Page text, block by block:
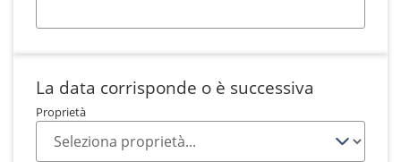
La data corrisponde o è successiva
Proprietà